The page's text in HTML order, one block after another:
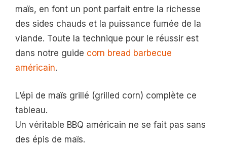
maïs, en font un pont parfait entre la richesse
des sides chauds et la puissance fumée de la
viande. Toute la technique pour le réussir est
dans notre guide corn bread barbecue
américain.
L’épi de maïs grillé (grilled corn) complète ce
tableau.
Un véritable BBQ américain ne se fait pas sans
des épis de maïs.